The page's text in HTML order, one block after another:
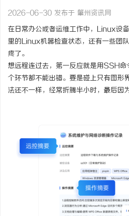
2026-06-30 发布于 肇州资讯网
在日常办公或者运维工作中，Linux设
里的Linux机器检查状态，还有一些团
疼了。
想远程连过去，第一反应就是用SSH
个环节都不能出错。要是碰上只有图
法还不一样，经常折腾半小时，最后因